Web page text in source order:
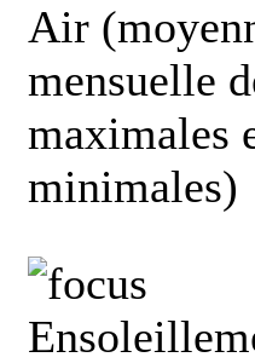
Air
mensuelle
maximales
minimales)